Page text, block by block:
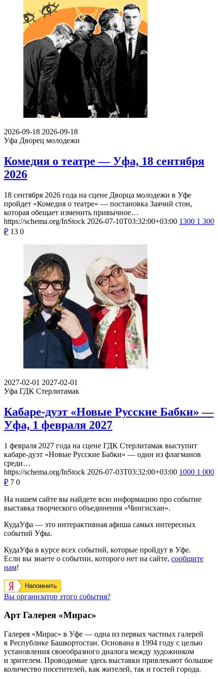
2026-09-18 2026-09-18
Уфа Дворец молодежи
Комедия о театре — Уфа, 18 сентября
2026
18 сентября 2026 года на сцене Дворца молодежи в Уфе
пройдет «Комедия о театре» — постановка Заячий стон,
которая обещает изменить привычное…
https://schema.org/InStock 2026-07-10T03:32:00+03:00 1300 1 300
₽ 13 0
2027-02-01 2027-02-01
Уфа ГДК Стерлитамак
Кабаре-дуэт «Новые Русские Бабки» —
Уфа, 1 февраля 2027
1 февраля 2027 года на сцене ГДК Стерлитамак выступит
кабаре-дуэт «Новые Русские Бабки» — один из флагманов
среди…
https://schema.org/InStock 2026-07-03T03:32:00+03:00 1000 1 000
₽ 7 0
На нашем сайте вы найдете всю информацию про событие
выставка творческого объединения «Чингисхан».
КудаУфа — это интерактивная афиша самых интересных
событий Уфы.
КудаУфа в курсе всех событий, которые пройдут в Уфе.
Если вы знаете о событии, которого нет на сайте, сообщите
нам!
Напомнить
Вы организатор этого события?
Арт Галерея «Мирас»
Галерея «Мирас» в Уфе — одна из первых частных галерей
в Республике Башкортостан. Основана в 1994 году с целью
установления своеобразного диалога между художником
и зрителем. Проводимые здесь выставки привлекают большое
количество посетителей, как жителей, так и гостей города.